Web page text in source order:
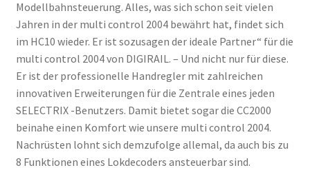
Modellbahnsteuerung. Alles, was sich schon seit vielen
Jahren in der multi control 2004 bewährt hat, findet sich
im HC10 wieder. Er ist sozusagen der ideale Partner“ für die
multi control 2004 von DIGIRAIL. – Und nicht nur für diese.
Er ist der professionelle Handregler mit zahlreichen
innovativen Erweiterungen für die Zentrale eines jeden
SELECTRIX -Benutzers. Damit bietet sogar die CC2000
beinahe einen Komfort wie unsere multi control 2004.
Nachrüsten lohnt sich demzufolge allemal, da auch bis zu
8 Funktionen eines Lokdecoders ansteuerbar sind.